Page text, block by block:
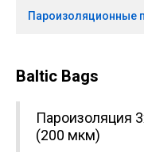
Пароизоляционные
Baltic Bags
Пароизоляция
(200 мкм)